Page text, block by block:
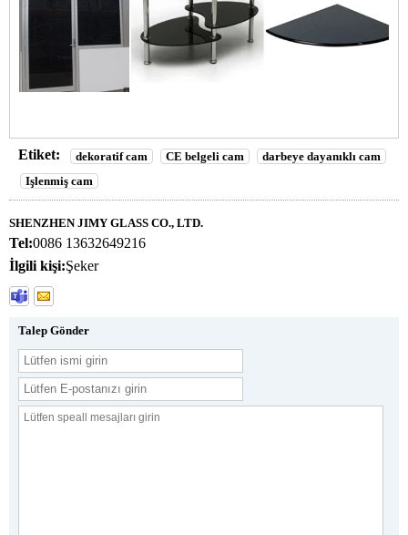
Etiket: dekoratif cam CE belgeli cam
darbeye dayanıklı cam
Işlenmiş cam
SHENZHEN JIMY GLASS CO., LTD.
Tel:0086 13632649216
İlgili kişi:Şeker
Talep Gönder